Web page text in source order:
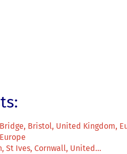
Bristol, United Kingdom,
St Ives, Cornwall, United…